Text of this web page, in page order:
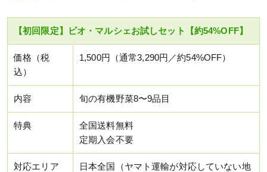
【初回限定】ビオ・マルシェお試しセット【約54%OFF】
価格（税
込）
1,500円（通常3,290円／約54%OFF）
内容 旬の有機野菜8〜9品目
特典
全国送料無料
定期入会不要
対応エリア
日本全国（ヤマト運輸が対応していない地